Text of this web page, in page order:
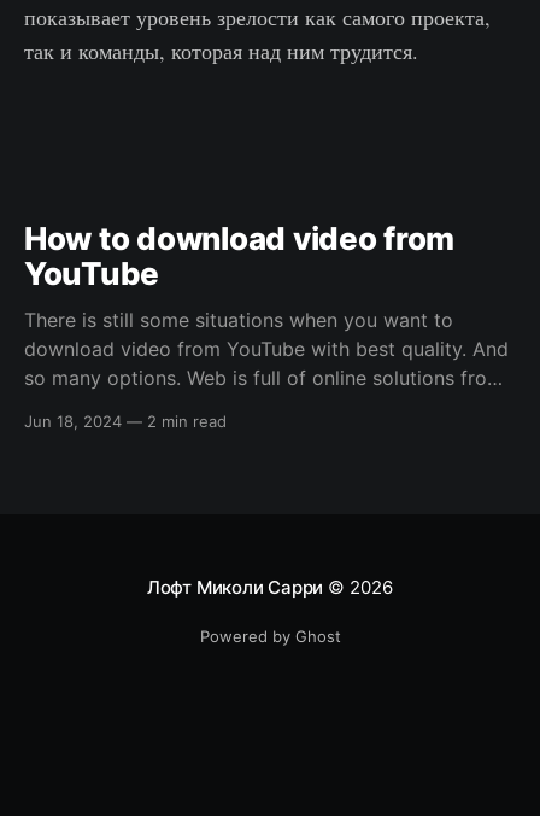
показывает уровень зрелости как самого проекта,
так и команды, которая над ним трудится.
How to download video from
YouTube
There is still some situations when you want to
download video from YouTube with best quality. And
so many options. Web is full of online solutions from
applications. But what about quality? All this free and
Jun 18, 2024 — 2 min read
Лофт Миколи Сарри © 2026
Powered by Ghost